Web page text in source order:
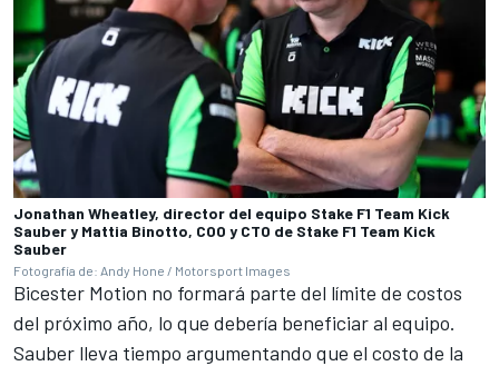
Jonathan Wheatley, director del equipo Stake F1 Team Kick
Sauber y Mattia Binotto, COO y CTO de Stake F1 Team Kick
Sauber
Fotografía de: Andy Hone / Motorsport Images
Bicester Motion no formará parte del límite de costos
del próximo año, lo que debería beneficiar al equipo.
Sauber lleva tiempo argumentando que el costo de la